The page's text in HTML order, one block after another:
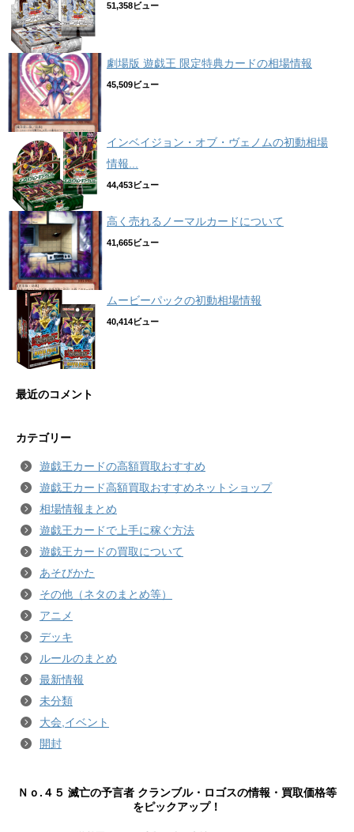
51,358ビュー
劇場版 遊戯王 限定特典カードの相場情報
45,509ビュー
インベイジョン・オブ・ヴェノムの初動相場
情報...
44,453ビュー
高く売れるノーマルカードについて
41,665ビュー
ムービーパックの初動相場情報
40,414ビュー
最近のコメント
カテゴリー
遊戯王カードの高額買取おすすめ
遊戯王カード高額買取おすすめネットショップ
相場情報まとめ
遊戯王カードで上手に稼ぐ方法
遊戯王カードの買取について
あそびかた
その他（ネタのまとめ等）
アニメ
デッキ
ルールのまとめ
最新情報
未分類
大会,イベント
開封
Ｎｏ.４５ 滅亡の予言者 クランブル・ロゴスの情報・買取価格等
をピックアップ！